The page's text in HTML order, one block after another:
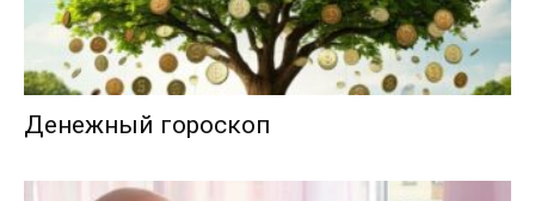
Денежный гороскоп